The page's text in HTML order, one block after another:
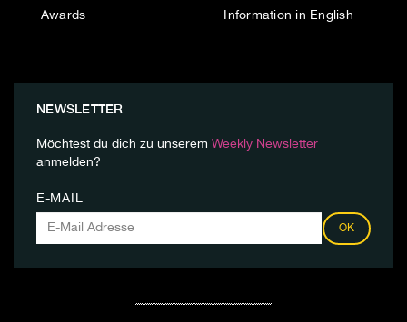
Awards Information in English
NEWSLETTER
Möchtest du dich zu unserem Weekly Newsletter
anmelden?
E-MAIL
OK